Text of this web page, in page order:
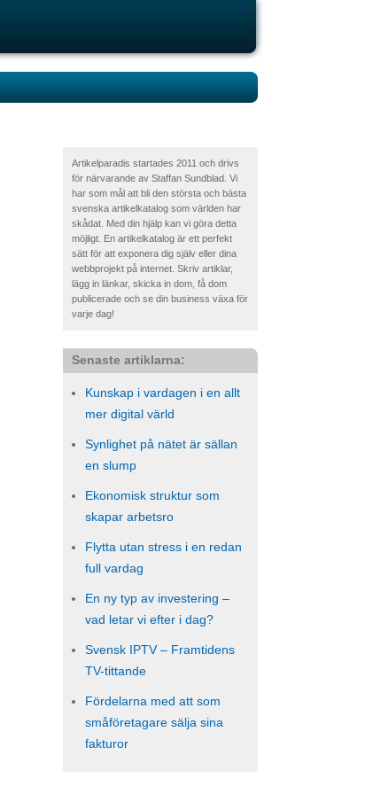
Artikelparadis startades 2011 och drivs
för närvarande av Staffan Sundblad. Vi
har som mål att bli den största och bästa
svenska artikelkatalog som världen har
skådat. Med din hjälp kan vi göra detta
möjligt. En artikelkatalog är ett perfekt
sätt för att exponera dig själv eller dina
webbprojekt på internet. Skriv artiklar,
lägg in länkar, skicka in dom, få dom
publicerade och se din business växa för
varje dag!
Senaste artiklarna:
Kunskap i vardagen i en allt
mer digital värld
Synlighet på nätet är sällan
en slump
Ekonomisk struktur som
skapar arbetsro
Flytta utan stress i en redan
full vardag
En ny typ av investering –
vad letar vi efter i dag?
Svensk IPTV – Framtidens
TV-tittande
Fördelarna med att som
småföretagare sälja sina
fakturor